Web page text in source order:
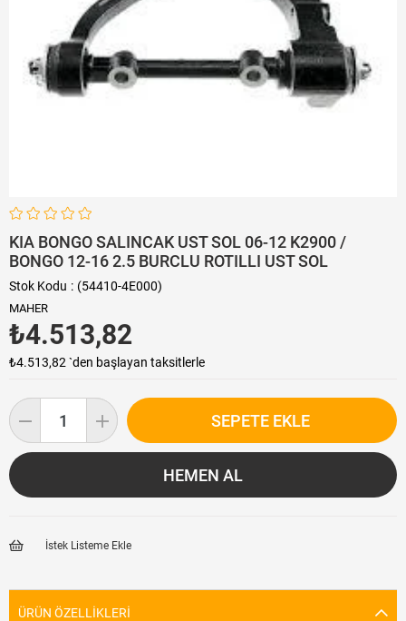
KIA BONGO SALINCAK UST SOL 06-12 K2900 /
BONGO 12-16 2.5 BURCLU ROTILLI UST SOL
Stok Kodu (54410-4E000)
MAHER
₺4.513,82
₺4.513,82 `den başlayan taksitlerle
İstek Listeme Ekle
ÜRÜN ÖZELLIKLERI